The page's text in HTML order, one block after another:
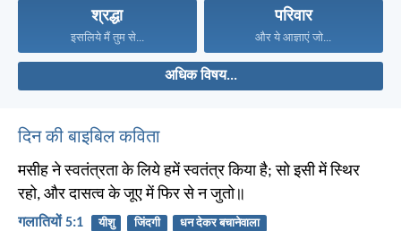
श्रद्धा
इसलिये मैं तुम से...
परिवार
और ये आज्ञाएं जो...
अधिक विषय...
दिन की बाइबिल कविता
मसीह ने स्वतंत्रता के लिये हमें स्वतंत्र किया है; सो इसी में स्थिर
रहो, और दासत्व के जूए में फिर से न जुतो॥
गलातियों 5:1 यीशु जिंदगी धन देकर बचानेवाला